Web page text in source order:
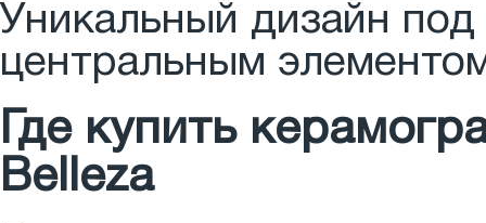
Уникальный дизайн
центральным
Где купить
Belleza